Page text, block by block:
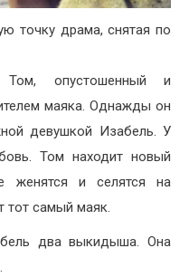
точку драма, снятая по
Том, опустошенный и
маяка. Однажды он
девушкой Изабель. У
Том находит новый
женятся и селятся на
тот самый маяк.
два выкидыша. Она